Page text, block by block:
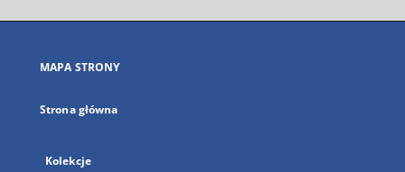
się
karcie
MAPA STRONY
Strona główna
Kolekcje